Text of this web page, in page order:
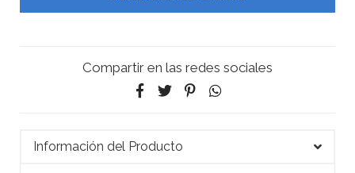
Compartir en las redes sociales
Información del Producto